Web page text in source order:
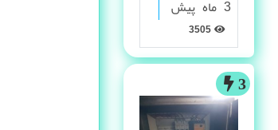
3 ماه پیش
3